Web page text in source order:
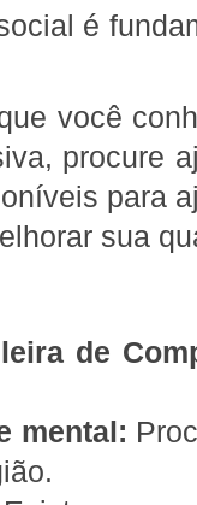
é
você
procure
para
sua
de
mental: